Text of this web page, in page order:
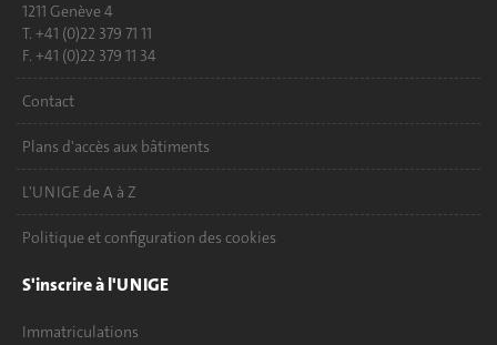
1211 Genève 4
T. +41 (0)22 379 71 11
F. +41 (0)22 379 11 34
Contact
Plans d'accès aux bâtiments
L'UNIGE de A à Z
Politique et configuration des cookies
S'inscrire à l'UNIGE
Immatriculations